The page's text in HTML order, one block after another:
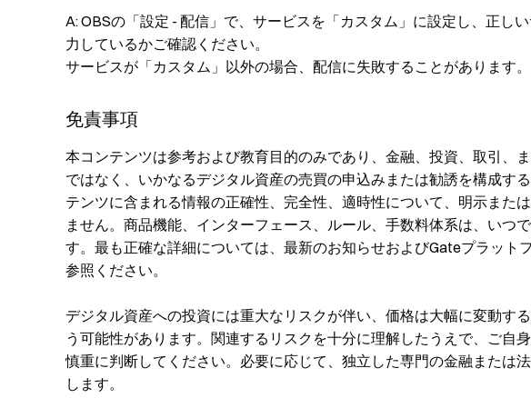
A: OBSの「設定 - 配信」で、サービスを「カスタム」に設定し、正し
力しているかご確認ください。
サービスが「カスタム」以外の場合、配信に失敗することがあります
免責事項
本コンテンツは参考および教育目的のみであり、金融、投資、取引、
ではなく、いかなるデジタル資産の売買の申込みまたは勧誘を構成す
テンツに含まれる情報の正確性、完全性、適時性について、明示また
ません。商品機能、インターフェース、ルール、手数料体系は、いつ
す。最も正確な詳細については、最新のお知らせおよびGateプラット
参照ください。
デジタル資産への投資には重大なリスクが伴い、価格は大幅に変動す
う可能性があります。関連するリスクを十分に理解したうえで、ご自
慎重に判断してください。必要に応じて、独立した専門の金融または
します。